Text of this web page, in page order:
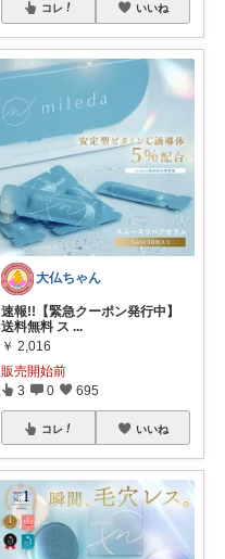
コレ いいね
大仏ちゃん
速報!!【緊急クーポン発行中】
送料無料 ス ...
￥ 2,016
販売開始前
3 0 695
コレ いいね